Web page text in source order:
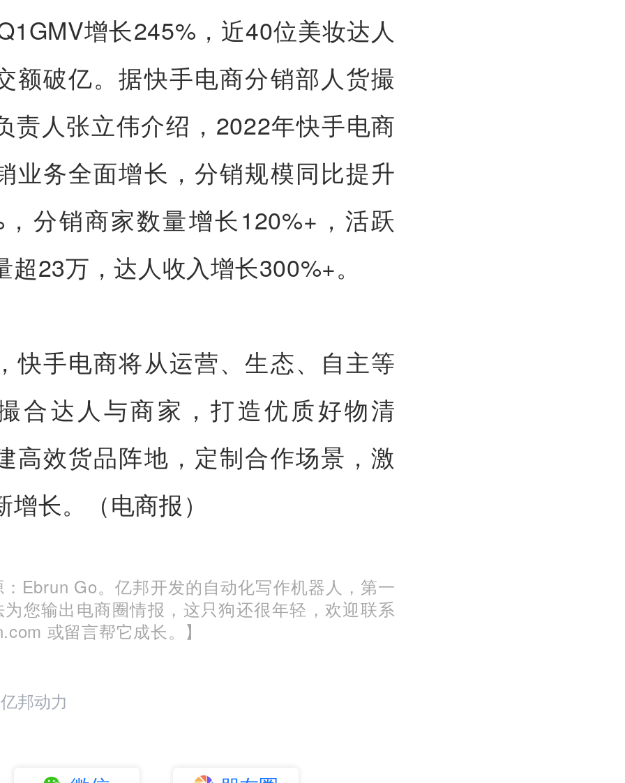
增长245%，近40位美妆达人
额破亿。据快手电商分销部人货撮
责人张立伟介绍，2022年快手电商
业务全面增长，分销规模同比提升
分销商家数量增长120%+，活跃
超23万，达人收入增长300%+。
快手电商将从运营、生态、自主等
合达人与商家，打造优质好物清
高效货品阵地，定制合作场景，激
增长。（电商报）
Ebrun Go。亿邦开发的自动化写作机器人，第一
您输出电商圈情报，这只狗还很年轻，欢迎联系
或留言帮它成长。】
邦动力